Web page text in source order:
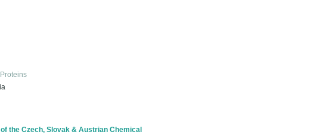
the Czech, Slovak & Austrian Chemical